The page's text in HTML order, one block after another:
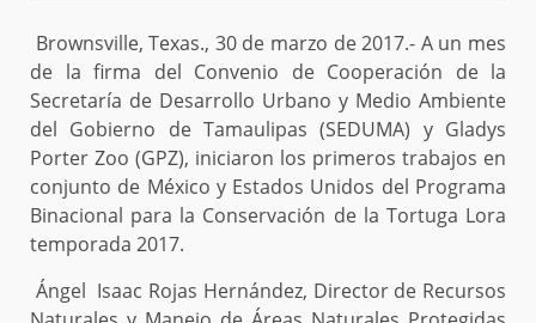
Brownsville, Texas., 30 de marzo de 2017.- A un mes
de la firma del Convenio de Cooperación de la
Secretaría de Desarrollo Urbano y Medio Ambiente
del Gobierno de Tamaulipas (SEDUMA) y Gladys
Porter Zoo (GPZ), iniciaron los primeros trabajos en
conjunto de México y Estados Unidos del Programa
Binacional para la Conservación de la Tortuga Lora
temporada 2017.
Ángel Isaac Rojas Hernández, Director de Recursos